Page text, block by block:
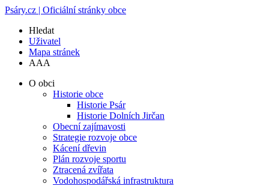
Psáry.cz | Oficiální stránky obce
Hledat
Uživatel
Mapa stránek
AAA
O obci
Historie obce
Historie Psár
Historie Dolních Jirčan
Obecní zajímavosti
Strategie rozvoje obce
Kácení dřevin
Plán rozvoje sportu
Ztracená zvířata
Vodohospodářská infrastruktura